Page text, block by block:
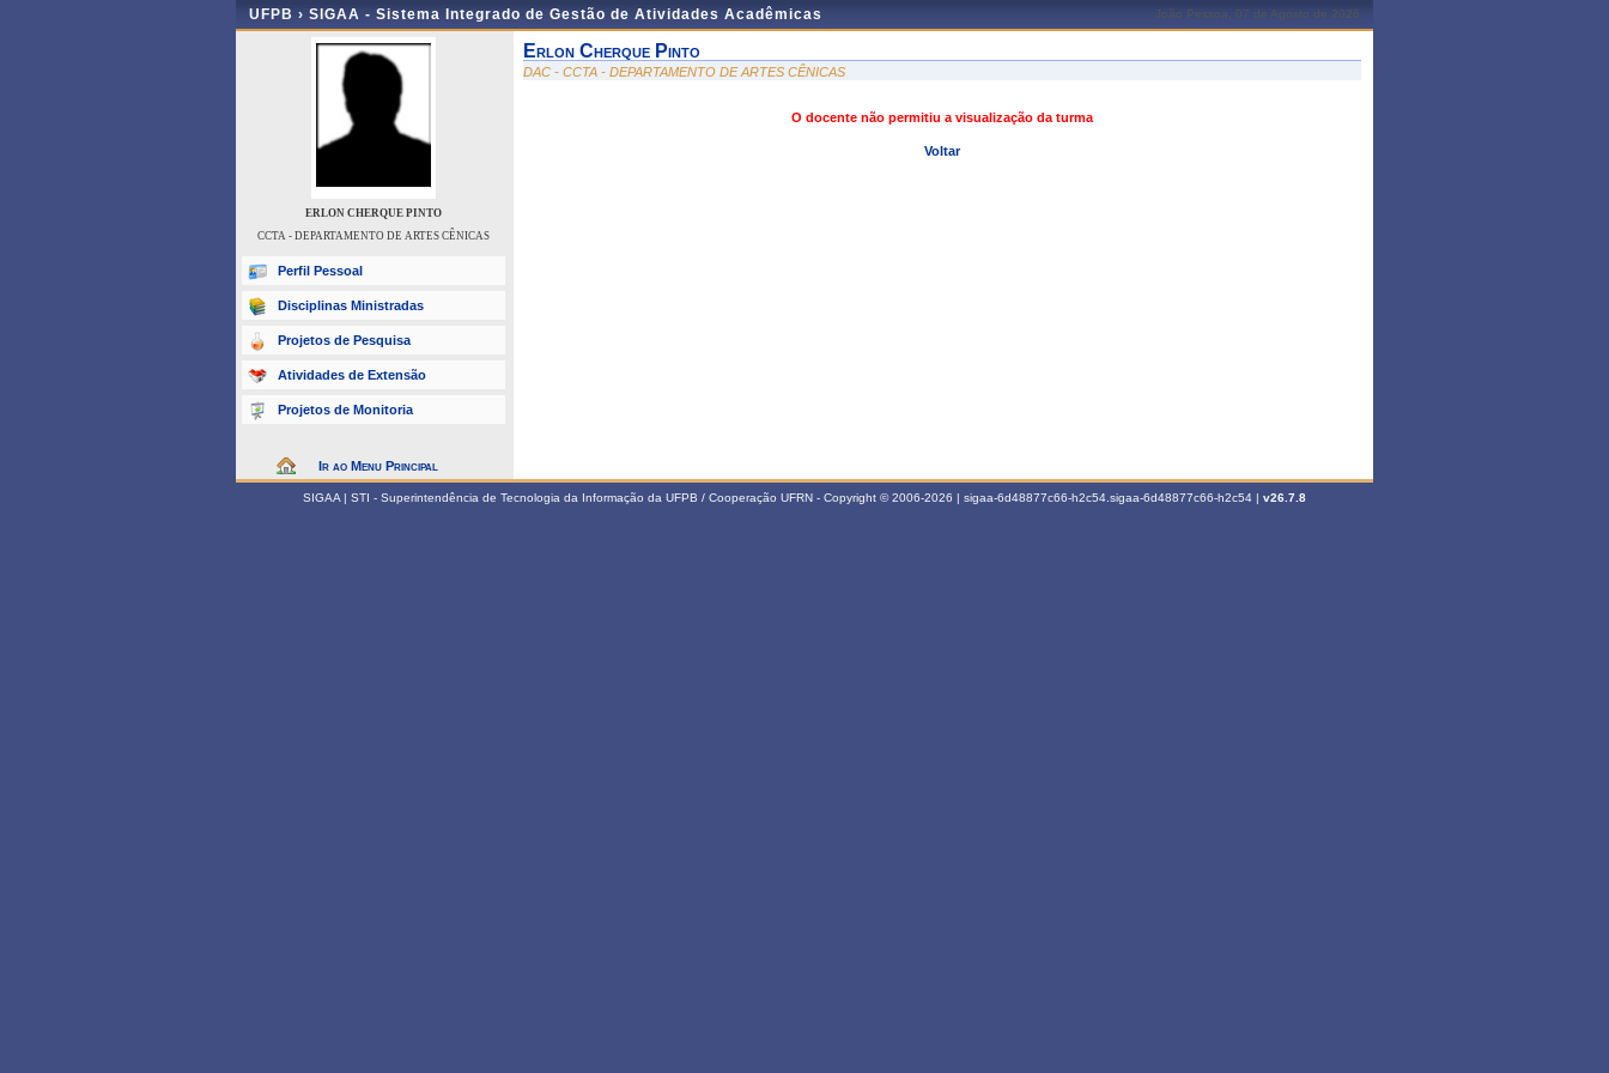
UFPB › SIGAA - Sistema Integrado de Gestão de Atividades Acadêmicas João Pessoa, 07 de Agosto de 2026
ERLON CHERQUE PINTO
CCTA - DEPARTAMENTO DE ARTES CÊNICAS
Perfil Pessoal
Disciplinas Ministradas
Projetos de Pesquisa
Atividades de Extensão
Projetos de Monitoria
Ir ao Menu Principal
Erlon Cherque Pinto
DAC - CCTA - DEPARTAMENTO DE ARTES CÊNICAS
O docente não permitiu a visualização da turma
Voltar
SIGAA | STI - Superintendência de Tecnologia da Informação da UFPB / Cooperação UFRN - Copyright © 2006-2026 | sigaa-6d48877c66-h2c54.sigaa-6d48877c66-h2c54 | v26.7.8